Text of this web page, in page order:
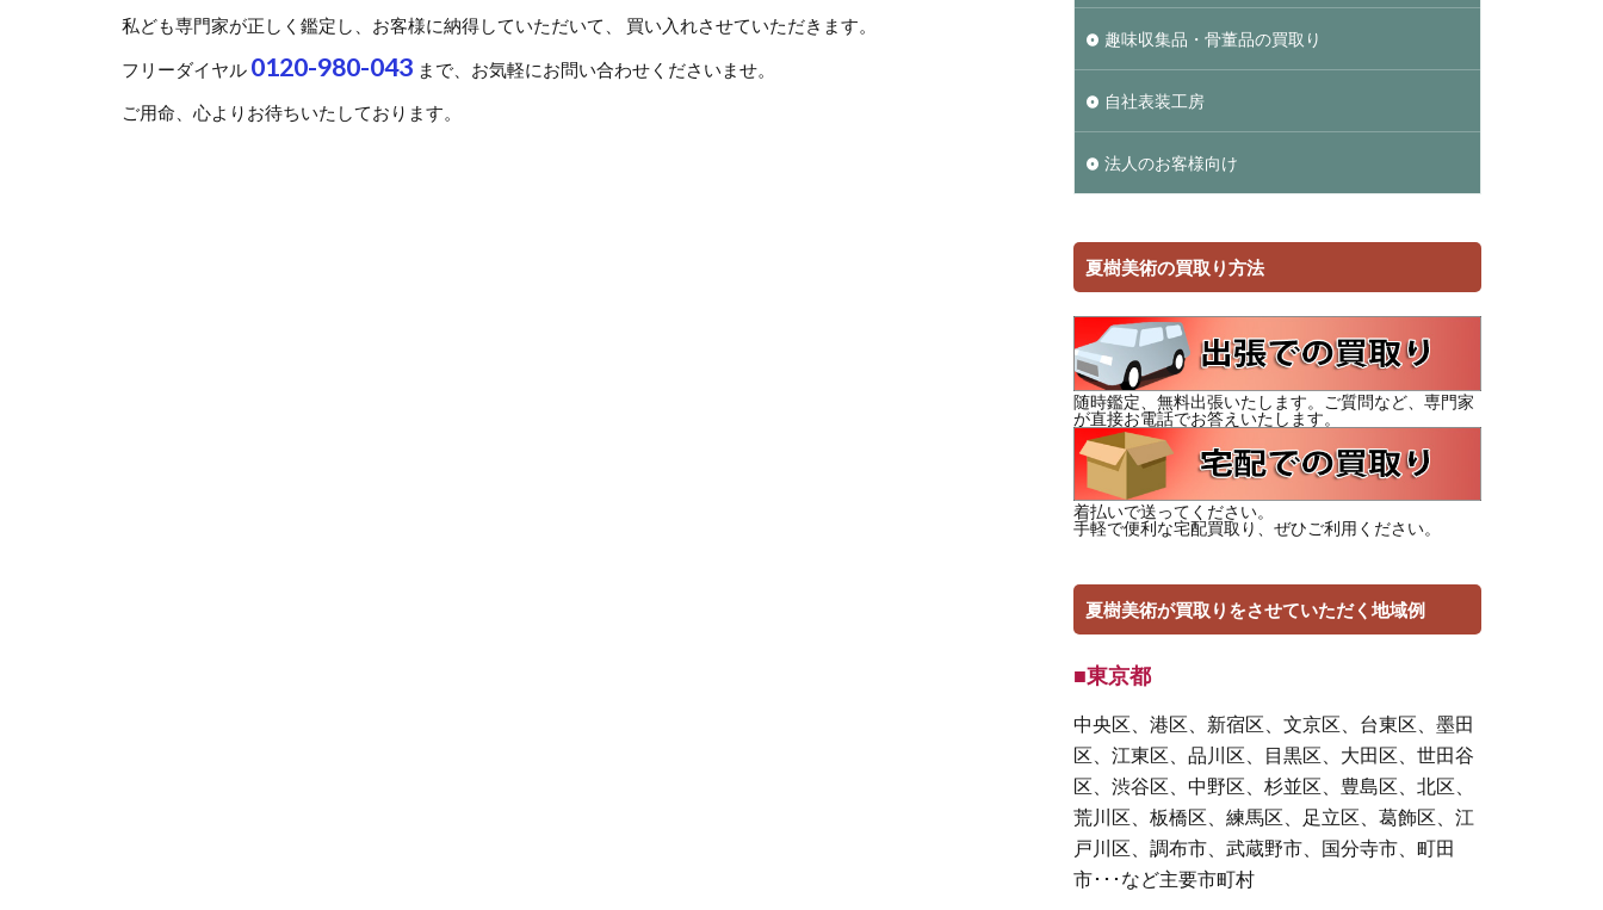
私ども専門家が正しく鑑定し、お客様に納得していただいて、 買い入れさせていただきます。
フリーダイヤル 0120-980-043 まで、お気軽にお問い合わせくださいませ。
ご用命、心よりお待ちいたしております。
趣味収集品・骨董品の買取り
自社表装工房
法人のお客様向け
夏樹美術の買取り方法
随時鑑定、無料出張いたします。ご質問など、専門家
が直接お電話でお答えいたします。
着払いで送ってください。
手軽で便利な宅配買取り、ぜひご利用ください。
夏樹美術が買取りをさせていただく地域例
■東京都
中央区、港区、新宿区、文京区、台東区、墨田
区、江東区、品川区、目黒区、大田区、世田谷
区、渋谷区、中野区、杉並区、豊島区、北区、
荒川区、板橋区、練馬区、足立区、葛飾区、江
戸川区、調布市、武蔵野市、国分寺市、町田
市･･･など主要市町村